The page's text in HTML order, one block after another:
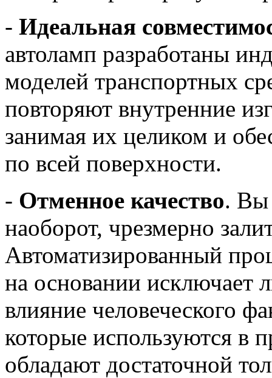
- Идеальная
автоламп разработаны
моделей транспортных
повторяют внутренние
занимая их целиком и
по всей поверхности.
- Отменное качество. Вы
наоборот, чрезмерно
Автоматизированный
на основании исключает
влияние человеческого
которые используются в
обладают достаточной